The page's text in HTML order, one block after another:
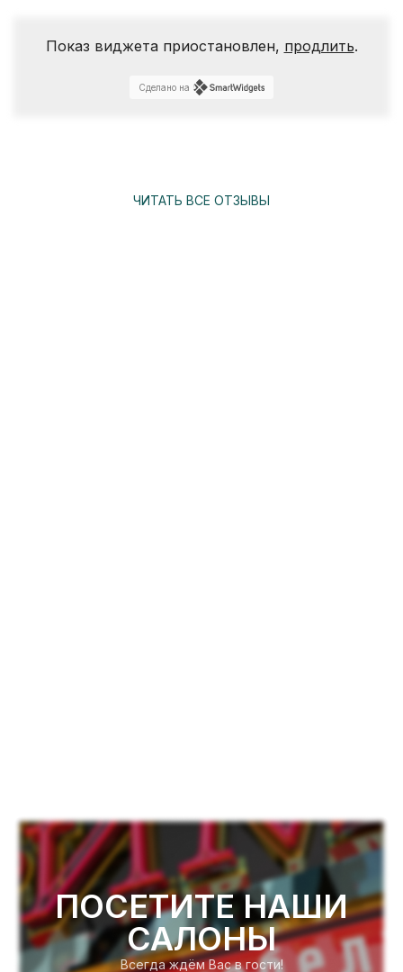
Показ виджета приостановлен, продлить.
Сделано на
ЧИТАТЬ ВСЕ ОТЗЫВЫ
ПОСЕТИТЕ НАШИ
САЛОНЫ
Всегда ждём Вас в гости!